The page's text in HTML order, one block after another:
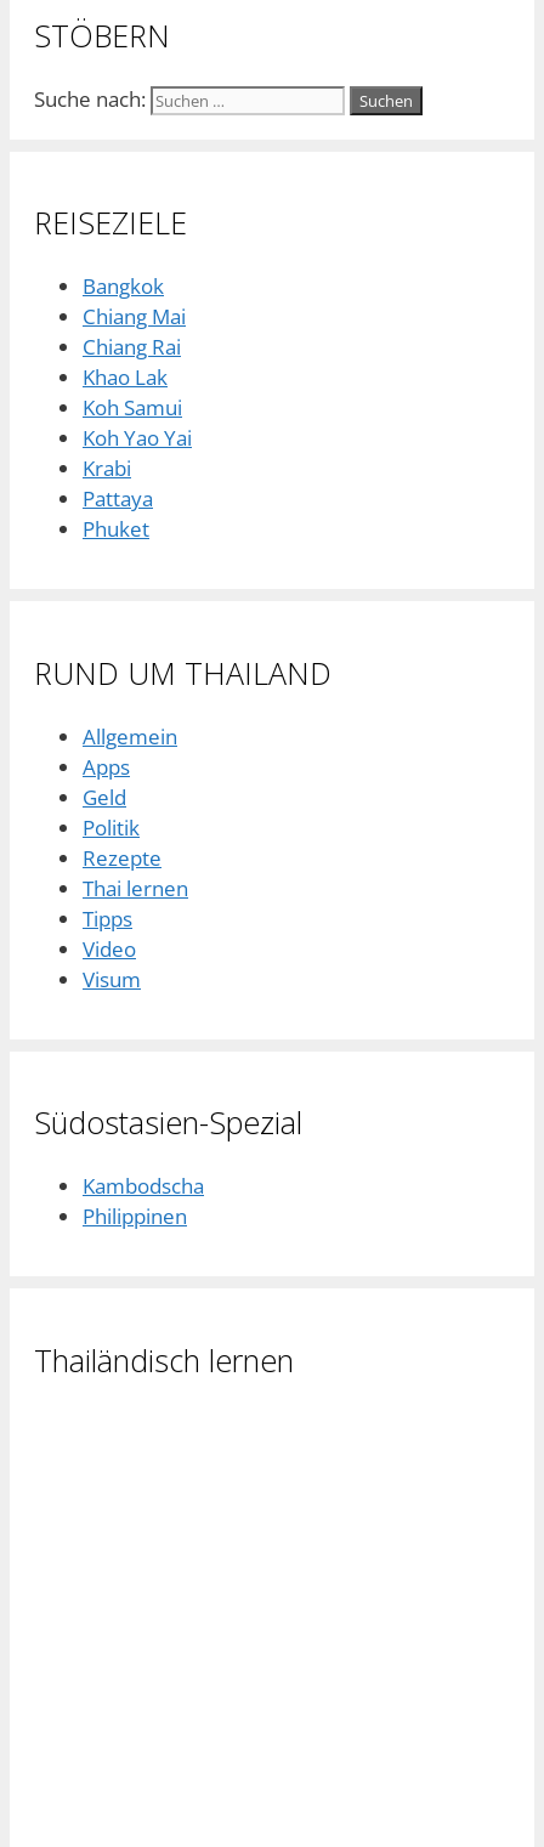
STÖBERN
Suche nach:
REISEZIELE
Bangkok
Chiang Mai
Chiang Rai
Khao Lak
Koh Samui
Koh Yao Yai
Krabi
Pattaya
Phuket
RUND UM THAILAND
Allgemein
Apps
Geld
Politik
Rezepte
Thai lernen
Tipps
Video
Visum
Südostasien-Spezial
Kambodscha
Philippinen
Thailändisch lernen